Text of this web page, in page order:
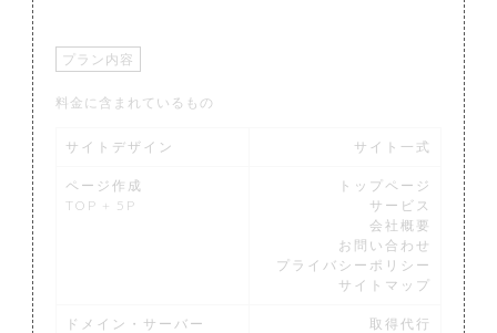
プラン内容
料金に含まれているもの
サイトデザイン サイト一式
ページ作成
TOP + 5P
トップページ
サービス
会社概要
お問い合わせ
プライバシーポリシー
サイトマップ
ドメイン・サーバー
取得代行